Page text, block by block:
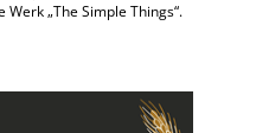
„The Simple Things“.